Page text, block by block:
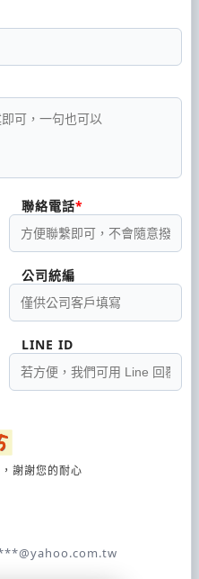
聯絡電話
公司統編
LINE ID
謝謝您的耐心